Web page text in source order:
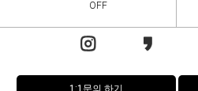
OFF
1:1문의 하기